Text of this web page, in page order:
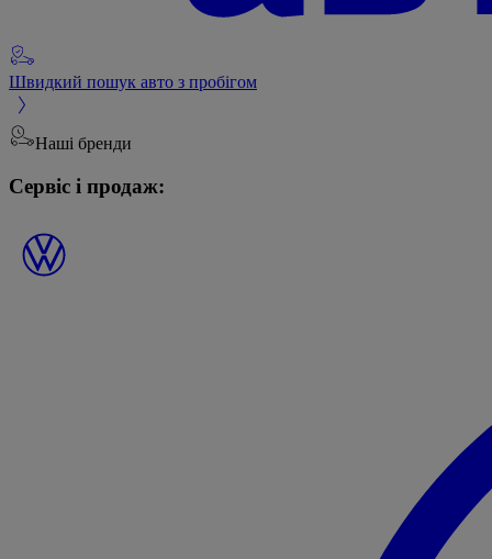
Швидкий пошук авто з пробігом
Наші бренди
Сервіс і продаж: